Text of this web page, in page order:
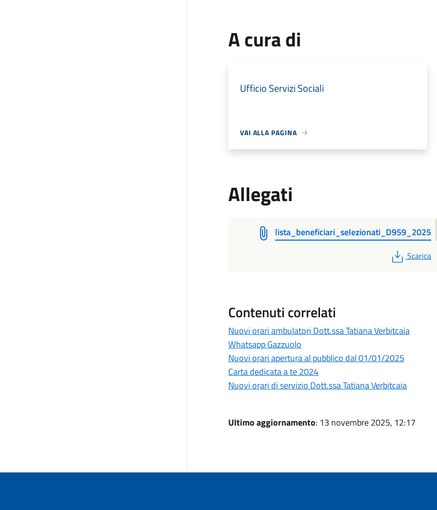
A cura di
Ufficio Servizi Sociali
VAI ALLA PAGINA
Allegati
lista_beneficiari_selezionati_D959_2025
PDF
Scarica
Contenuti correlati
Nuovi orari ambulatori Dott.ssa Tatiana Verbitcaia
Whatsapp Gazzuolo
Nuovi orari apertura al pubblico dal 01/01/2025
Carta dedicata a te 2024
Nuovi orari di servizio Dott.ssa Tatiana Verbitcaia
Ultimo aggiornamento: 13 novembre 2025, 12:17